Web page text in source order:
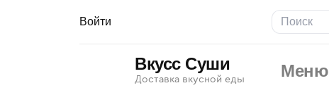
Войти
Вкусс Суши
Доставка вкусной еды Меню